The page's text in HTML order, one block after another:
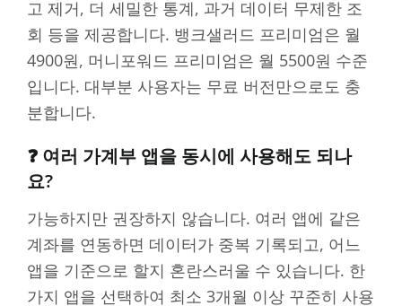
고 제거, 더 세밀한 통계, 과거 데이터 무제한 조
회 등을 제공합니다. 뱅크샐러드 프리미엄은 월
4900원, 머니포워드 프리미엄은 월 5500원 수준
입니다. 대부분 사용자는 무료 버전만으로도 충
분합니다.
❓ 여러 가계부 앱을 동시에 사용해도 되나
요?
가능하지만 권장하지 않습니다. 여러 앱에 같은
계좌를 연동하면 데이터가 중복 기록되고, 어느
앱을 기준으로 할지 혼란스러울 수 있습니다. 한
가지 앱을 선택하여 최소 3개월 이상 꾸준히 사용